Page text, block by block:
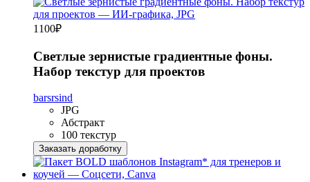
1100₽
Светлые зернистые градиентные фоны.
Набор текстур для проектов
barsrsind
JPG
Абстракт
100 текстур
Заказать доработку